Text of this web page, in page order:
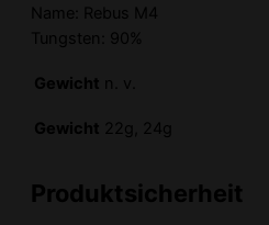
Name: Rebus M4
Tungsten: 90%
Gewicht n. v.
Gewicht 22g, 24g
Produktsicherheit